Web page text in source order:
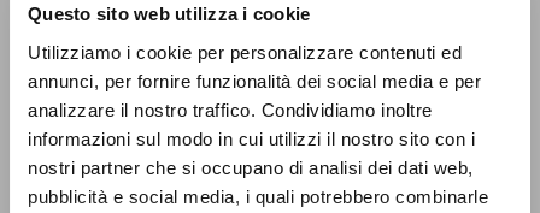
Questo sito web utilizza i cookie
Utilizziamo i cookie per personalizzare contenuti ed
annunci, per fornire funzionalità dei social media e per
analizzare il nostro traffico. Condividiamo inoltre
informazioni sul modo in cui utilizzi il nostro sito con i
nostri partner che si occupano di analisi dei dati web,
pubblicità e social media, i quali potrebbero combinarle
BÚSQUEDA AVANZADA »
0DOCUMENTOS ENCONTRADOS